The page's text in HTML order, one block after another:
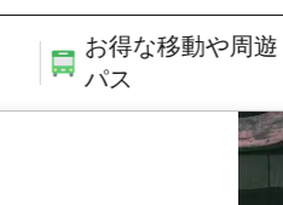
お得な移動や周遊
パス